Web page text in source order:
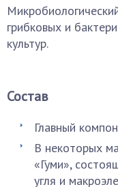
грибковых и
культур.
Состав
Главный
В некоторых
«Гуми»,
угля и